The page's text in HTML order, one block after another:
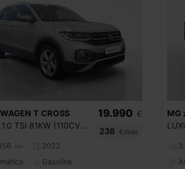
T CROSS
SPORT 1.0 TSI 81KW (110CV) DSG
km
2022
Gasolina
19.990 €
238
€/mes
MG